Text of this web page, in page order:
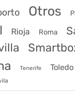
Otros
Rioja Roma
Tenerife Toledo